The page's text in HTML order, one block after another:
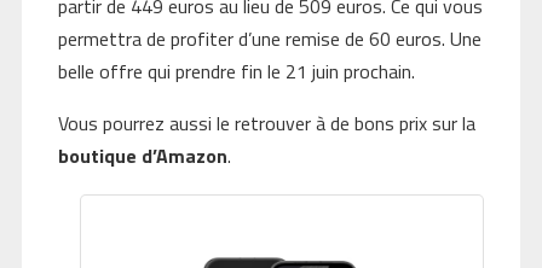
partir de 449 euros au lieu de 509 euros. Ce qui vous
permettra de profiter d’une remise de 60 euros. Une
belle offre qui prendre fin le 21 juin prochain.
Vous pourrez aussi le retrouver à de bons prix sur la
boutique d’Amazon.